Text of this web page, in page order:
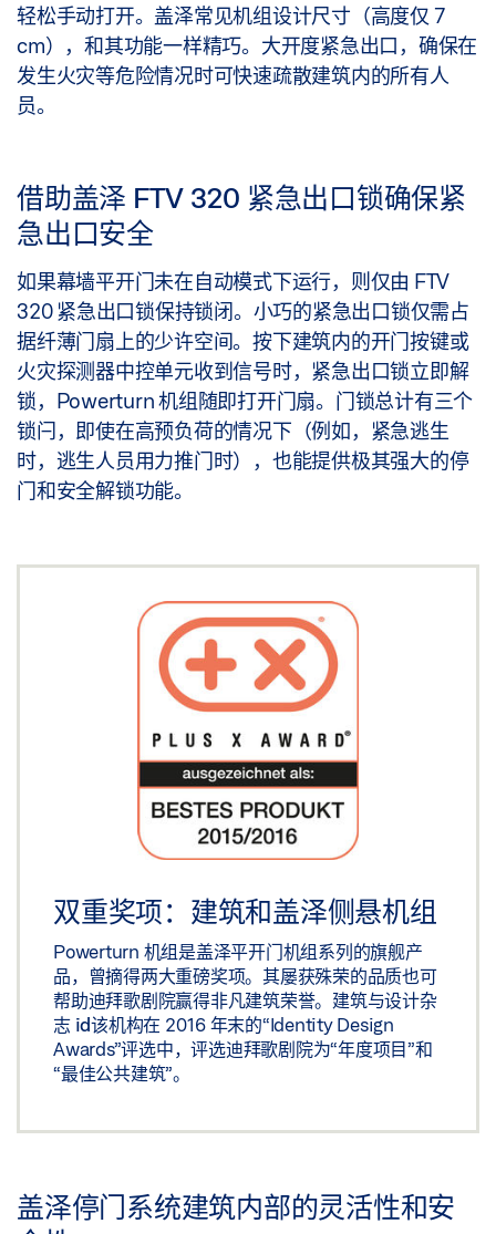
轻松手动打开。盖泽常见机组设计尺寸（高度仅 7
cm），和其功能一样精巧。大开度紧急出口，确保在
发生火灾等危险情况时可快速疏散建筑内的所有人
员。
借助盖泽 FTV 320 紧急出口锁确保紧
急出口安全
如果幕墙平开门未在自动模式下运行，则仅由 FTV
320 紧急出口锁保持锁闭。小巧的紧急出口锁仅需占
据纤薄门扇上的少许空间。按下建筑内的开门按键或
火灾探测器中控单元收到信号时，紧急出口锁立即解
锁，Powerturn 机组随即打开门扇。门锁总计有三个
锁闩，即使在高预负荷的情况下（例如，紧急逃生
时，逃生人员用力推门时），也能提供极其强大的停
门和安全解锁功能。
双重奖项：建筑和盖泽侧悬机组
Powerturn 机组是盖泽平开门机组系列的旗舰产
品，曾摘得两大重磅奖项。其屡获殊荣的品质也可
帮助迪拜歌剧院赢得非凡建筑荣誉。建筑与设计杂
志 id该机构在 2016 年末的“Identity Design
Awards”评选中，评选迪拜歌剧院为“年度项目”和
“最佳公共建筑”。
盖泽停门系统建筑内部的灵活性和安